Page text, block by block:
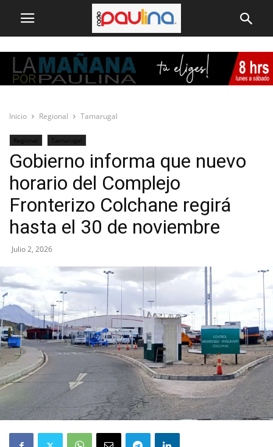
Inicio Regional Tamarugal
Regional Tamarugal
Gobierno informa que nuevo
horario del Complejo
Fronterizo Colchane regirá
hasta el 30 de noviembre
Julio 2, 2026